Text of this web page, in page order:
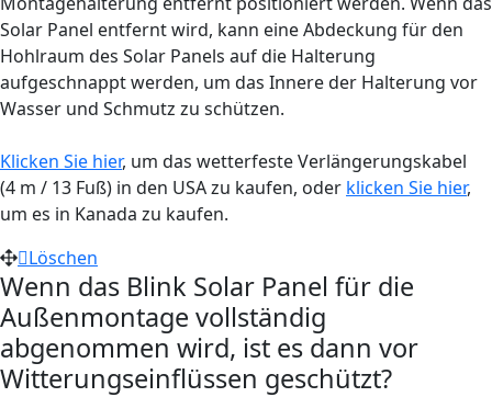
Solar Panel entfernt wird, kann eine Abdeckung für den
Hohlraum des Solar Panels auf die Halterung
aufgeschnappt werden, um das Innere der Halterung vor
Wasser und Schmutz zu schützen.
Klicken Sie hier, um das wetterfeste Verlängerungskabel
(4 m / 13 Fuß) in den USA zu kaufen, oder klicken Sie hier,
um es in Kanada zu kaufen.
Löschen
Wenn das Blink Solar Panel für die
Außenmontage vollständig
abgenommen wird, ist es dann vor
Witterungseinflüssen geschützt?